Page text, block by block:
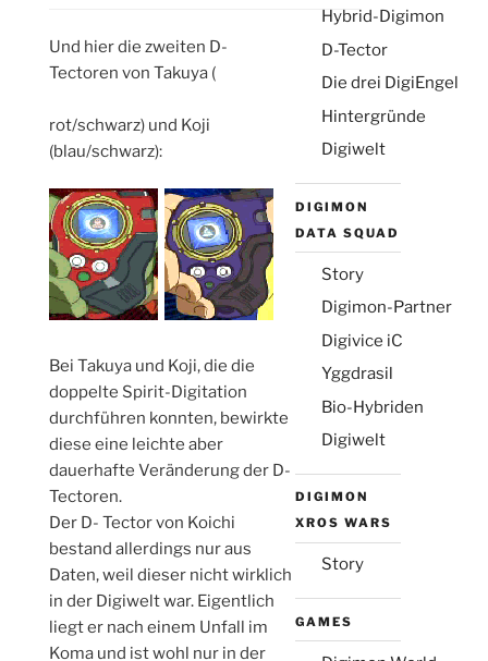
Und hier die zweiten D-
Tectoren von Takuya (
osteopathe-nyon-cabinet-
monney
rot/schwarz) und Koji
(blau/schwarz):
Bei Takuya und Koji, die die
doppelte Spirit-Digitation
durchführen konnten, bewirkte
diese eine leichte aber
dauerhafte Veränderung der D-
Tectoren.
Der D- Tector von Koichi
bestand allerdings nur aus
Daten, weil dieser nicht wirklich
in der Digiwelt war. Eigentlich
liegt er nach einem Unfall im
Koma und ist wohl nur in der
Hybrid-Digimon
D-Tector
Die drei DigiEngel
Hintergründe
Digiwelt
DIGIMON
DATA SQUAD
Story
Digimon-Partner
Digivice iC
Yggdrasil
Bio-Hybriden
Digiwelt
DIGIMON
XROS WARS
Story
GAMES